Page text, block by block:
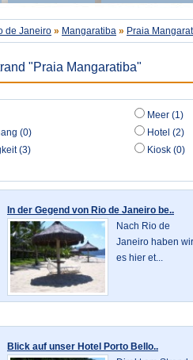
de Janeiro » Mangaratiba » Praia
"Praia Mangaratiba"
Meer (1)
(0)
Hotel (2)
(3)
Kiosk (0)
In der Gegend von Rio de Janeiro be..
Nach Rio de
Janeiro haben wir
es hier et...
Blick auf unser Hotel Porto Bello..